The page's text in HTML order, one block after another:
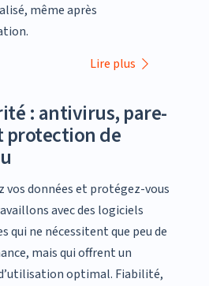
même après
Lire plus
: antivirus, pare-
protection de
vos données et protégez-vous
avec des logiciels
qui ne nécessitent que peu de
mais qui offrent un
optimal. Fiabilité,